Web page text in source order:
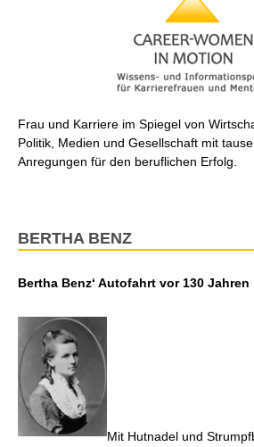
Frau und Karriere im Spiegel von
Politik, Medien und Gesellschaft mit
Anregungen für den beruflichen Erfolg.
BERTHA BENZ
Bertha Benz‘ Autofahrt vor 130 Jahren
Mit Hutnadel und